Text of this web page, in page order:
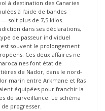
à destination des Canaries
à l’aide de bandes
soit plus de 7,5 kilos.
dans ses déclarations,
de passeur individuel
souvent le prolongement
Ces deux affaires ne
font état de
de Nador, dans le nord-
marin entre Arkmane et Ras
équipées pour franchir la
de surveillance. Le schéma
progresser.